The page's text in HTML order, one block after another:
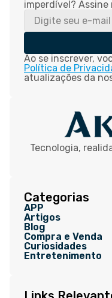
imperdível?
Ao se inscrever,
Política de
atualizações da
Tecnologia,
Categorias
APP
Artigos
Blog
Compra e Venda
Curiosidades
Entretenimento